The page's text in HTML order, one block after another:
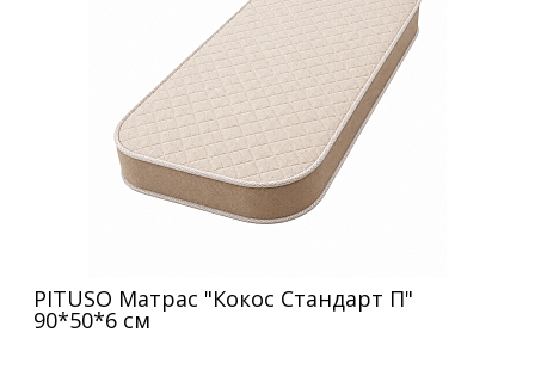
PITUSO Матрас "Кокос Стандарт П"
90*50*6 см